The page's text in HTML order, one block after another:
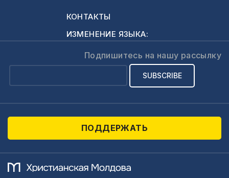
КОНТАКТЫ
ИЗМЕНЕНИЕ ЯЗЫКА:
Подпишитесь на нашу рассылку
ПОДДЕРЖАТЬ